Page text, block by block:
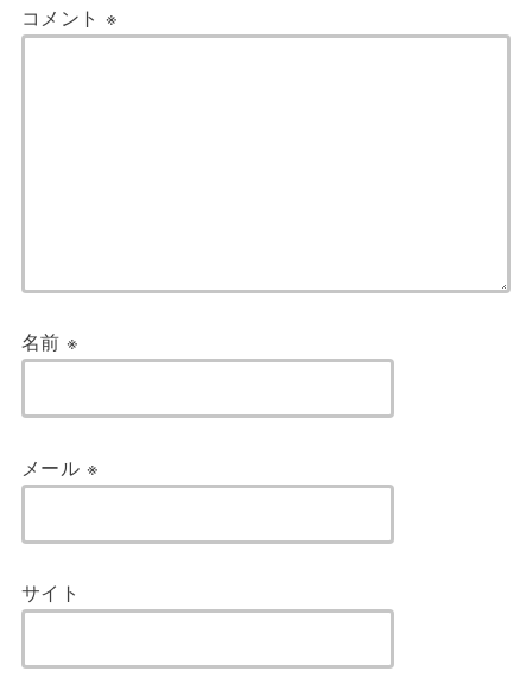
コメント ※
名前※
メール ※
サイト